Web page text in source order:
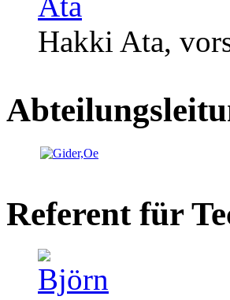
Hakki Ata,
Referent für